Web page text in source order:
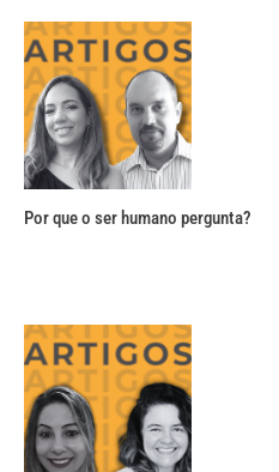
Por que o ser humano pergunta?